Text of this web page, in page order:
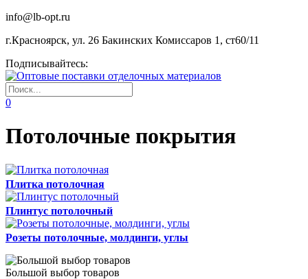
info@lb-opt.ru
г.Красноярск, ул. 26 Бакинских Комиссаров 1, ст60/11
Подписывайтесь:
0
Потолочные покрытия
Плитка потолочная
Плинтус потолочный
Розеты потолочные, молдинги, углы
Большой выбор товаров